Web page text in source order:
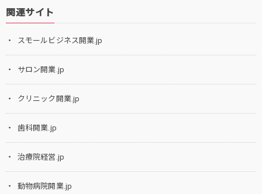
関連サイト
スモールビジネス開業.jp
サロン開業.jp
クリニック開業.jp
歯科開業.jp
治療院経営.jp
動物病院開業.jp